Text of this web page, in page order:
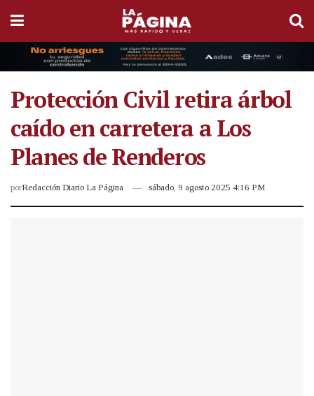
Protección Civil retira árbol
caído en carretera a Los
Planes de Renderos
porRedacción Diario La Página sábado, 9 agosto 2025 4:16 PM